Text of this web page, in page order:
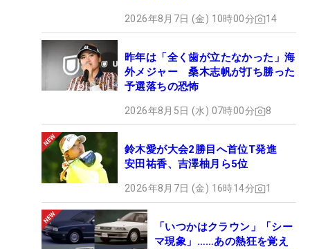
2026年8月7日 (金) 10時00分 14
昨年は「全く歯が立たなかった」海
外メジャー 桑木志帆が打ち勝った
予選落ちの恐怖
2026年8月5日 (水) 07時00分 8
鈴木愛が大会2勝目へ首位T発進
安田祐香、吉澤柚月ら5位
2026年8月7日 (金) 16時14分 1
「いつかはクラウン」「シー
マ現象」……あの熱狂を覚え